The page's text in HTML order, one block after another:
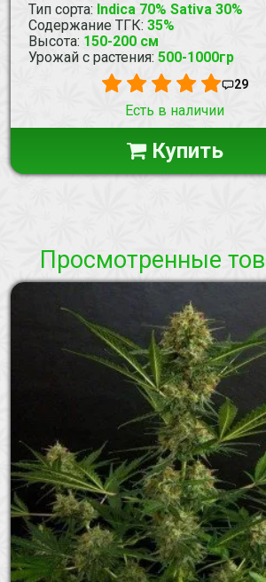
Тип сорта: Indica 70% Sativa 30%
Содержание ТГК: 35%
Высота: 150-200 см
Урожай с растения: 500-1000гр
29
Есть в наличии
Купить
Просмотренные